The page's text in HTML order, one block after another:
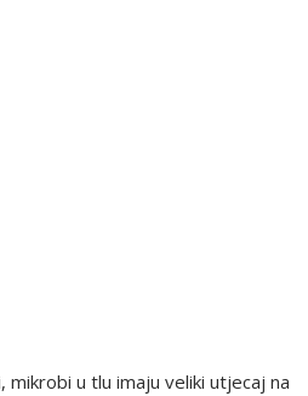
mikrobi u tlu imaju veliki utjecaj na